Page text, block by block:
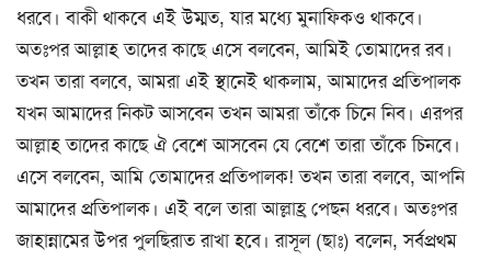
ধরবে। বাকী থাকবে এই উম্মত, যার মধ্যে মুনাফিকও থাকবে।
অতঃপর আল্লাহ তাদের কাছে এসে বলবেন, আমিই তোমাদের রব।
তখন তারা বলবে, আমরা এই স্থানেই থাকলাম, আমাদের প্রতিপালক
যখন আমাদের নিকট আসবেন তখন আমরা তাঁকে চিনে নিব। এরপর
আল্লাহ তাদের কাছে ঐ বেশে আসবেন যে বেশে তারা তাঁকে চিনবে।
এসে বলবেন, আমি তোমাদের প্রতিপালক! তখন তারা বলবে, আপনি
আমাদের প্রতিপালক। এই বলে তারা আল্লাহ্র পেছন ধরবে। অতঃপর
জাহান্নামের উপর পুলছিরাত রাখা হবে। রাসূল (ছাঃ) বলেন, সর্বপ্রথম